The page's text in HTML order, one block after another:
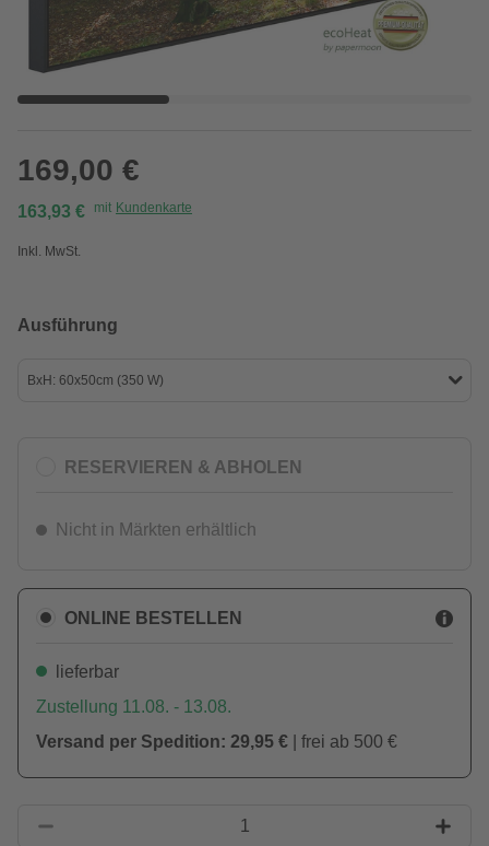
169,00 €
163,93 € mit Kundenkarte
Inkl. MwSt.
Ausführung
BxH: 60x50cm (350 W)
RESERVIEREN & ABHOLEN
Nicht in Märkten erhältlich
ONLINE BESTELLEN
lieferbar
Zustellung 11.08. - 13.08.
Versand per Spedition: 29,95 € | frei ab 500 €